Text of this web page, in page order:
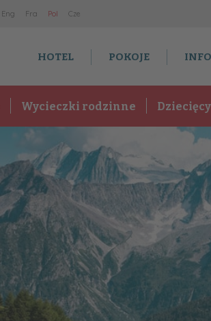
Eng Fra Pol Cze
HOTEL POKOJE
Wycieczki rodzinne